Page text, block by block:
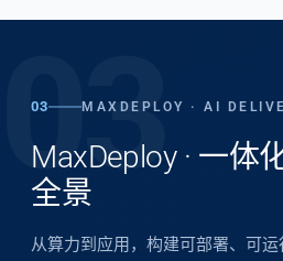
03
03 MAXDEPLOY · AI
MaxDeploy · 一体
全景
从算力到应用，构建可部署、可